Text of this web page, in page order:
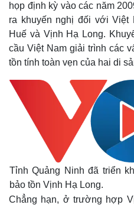
họp định kỳ vào các năm
ra khuyến nghị đối với Việt
Huế và Vịnh Hạ Long.
cầu Việt Nam giải trình các
tồn tính toàn vẹn của hai di
Tỉnh Quảng Ninh đã triển
bảo tồn Vịnh Hạ Long.
Chẳng hạn, ở trường hợp